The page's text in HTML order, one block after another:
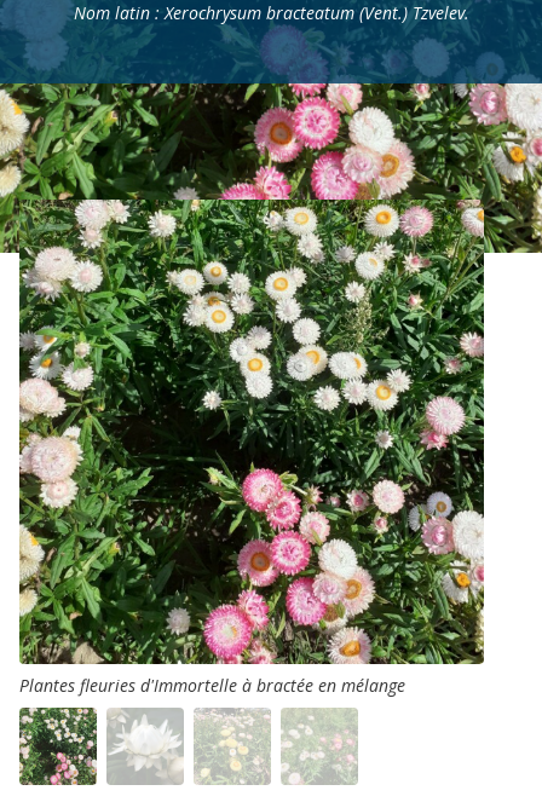
Nom latin : Xerochrysum bracteatum (Vent.) Tzvelev.
Accueil > Produits Graines Fleurs > Immortelle à
Bractée en mélange Bio
Plantes fleuries d'Immortelle à bractée en mélange